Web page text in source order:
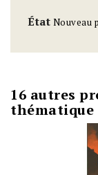
État Nouveau
16 autres
thématique